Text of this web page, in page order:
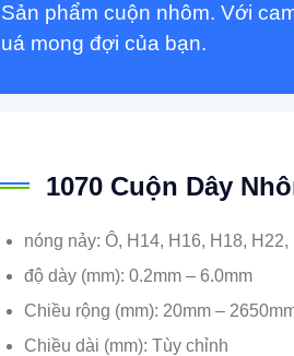
phẩm cuộn nhôm. Với
mong đợi của bạn.
1070 Cuộn Dây
nóng nảy: Ô, H14, H16, H18,
độ dày (mm): 0.2mm – 6.0mm
Chiều rộng (mm): 20mm –
Chiều dài (mm): Tùy chỉnh